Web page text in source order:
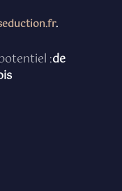
.
:de